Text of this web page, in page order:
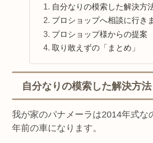
自分なりの模索した解決方
プロショップへ相談に行き
プロショップ様からの提案
取り敢えずの「まとめ」
自分なりの模索した解決方法
我が家のパナメーラは2014年式な
年前の車になります。